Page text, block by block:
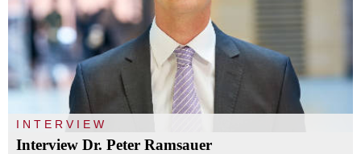
INTERVIEW
Interview Dr. Peter Ramsauer